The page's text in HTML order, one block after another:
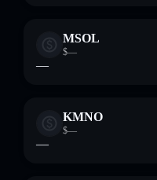
MSOL
$—
—
KMNO
$—
—